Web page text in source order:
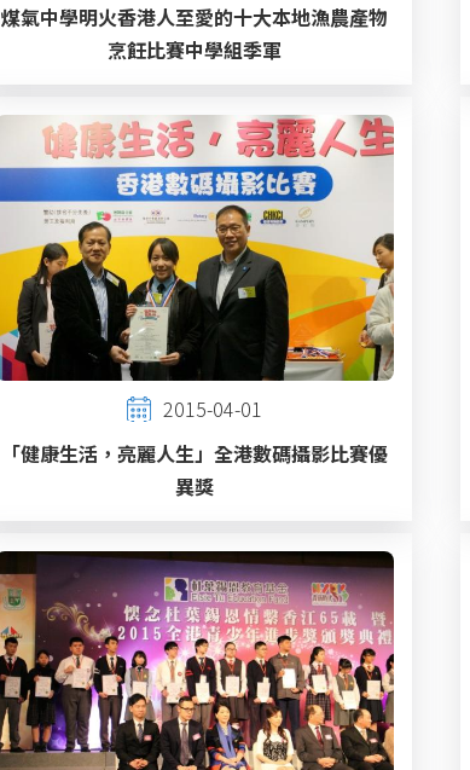
煤氣中學明火香港人至愛的十大本地漁農產物
烹飪比賽中學組季軍
2015-04-01
「健康生活，亮麗人生」全港數碼攝影比賽優
異獎